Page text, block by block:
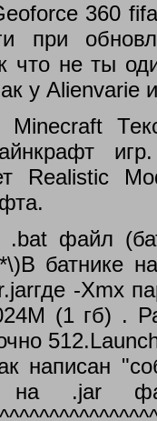
360
при
что не ты
у
Minecraft
Realistic
.bat файл
батнике
-Xmx
(1 гб) .
написан
на .jar